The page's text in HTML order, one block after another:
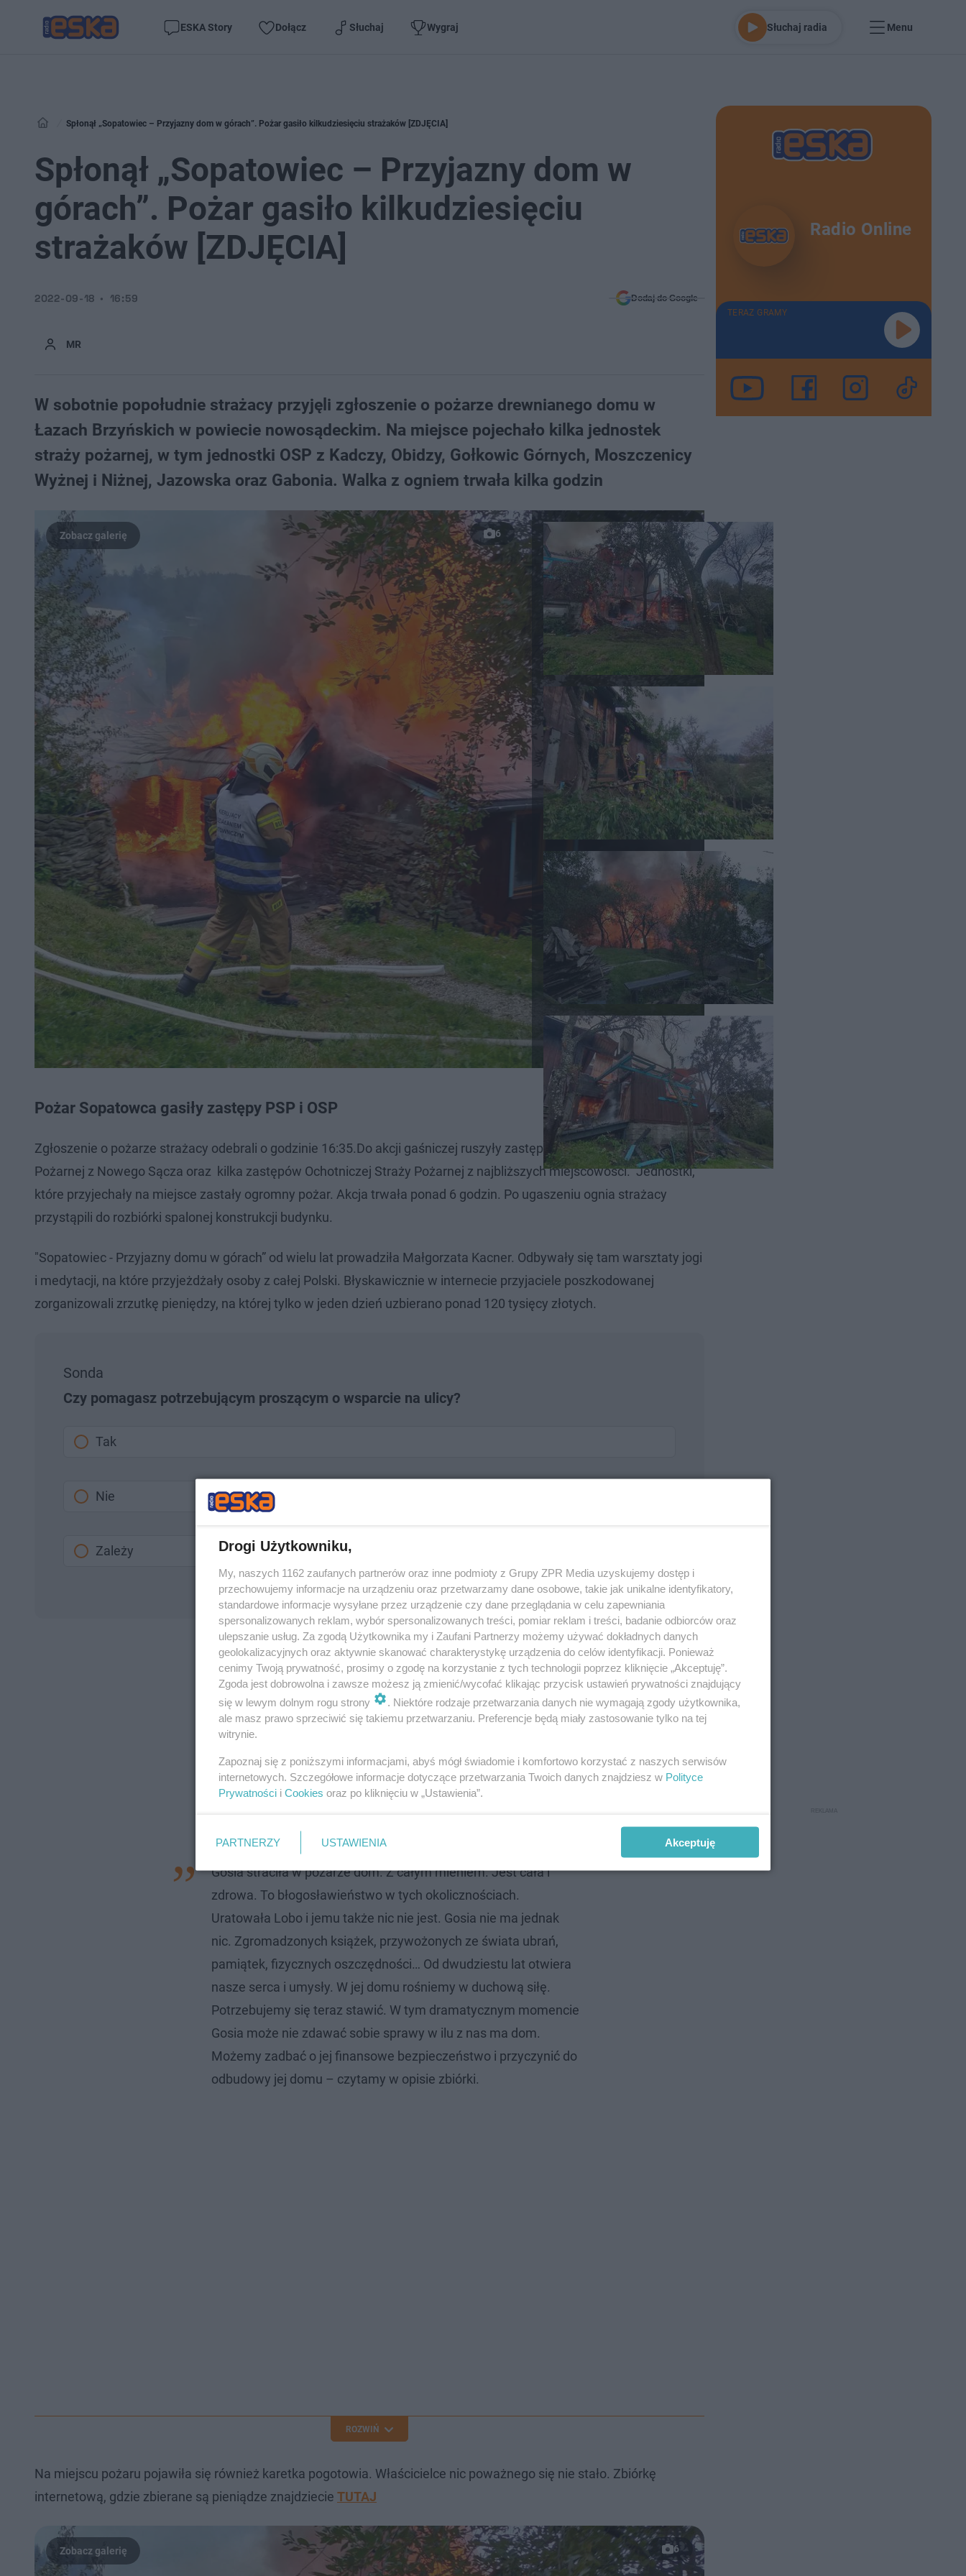
ESKA Story Dołącz Słuchaj Wygraj Słuchaj radia Menu
Spłonął „Sopatowiec – Przyjazny dom w górach”. Pożar gasiło kilkudziesięciu strażaków [ZDJĘCIA]
Spłonął „Sopatowiec – Przyjazny dom w
górach”. Pożar gasiło kilkudziesięciu
strażaków [ZDJĘCIA]
MR
2022-09-18 16:59 Dodaj do Google
W sobotnie popołudnie strażacy przyjęli zgłoszenie o pożarze drewnianego domu w
Łazach Brzyńskich w powiecie nowosądeckim. Na miejsce pojechało kilka jednostek
straży pożarnej, w tym jednostki OSP z Kadczy, Obidzy, Gołkowic Górnych, Moszczenicy
Wyżnej i Niżnej, Jazowska oraz Gabonia. Walka z ogniem trwała kilka godzin
6
Pożar Sopatowca gasiły zastępy PSP i OSP
Zgłoszenie o pożarze strażacy odebrali o godzinie 16:35.Do akcji gaśniczej ruszyły zastępy Państwowej Straży
Pożarnej z Nowego Sącza oraz kilka zastępów Ochotniczej Straży Pożarnej z najbliższych miejscowości. Jednostki,
które przyjechały na miejsce zastały ogromny pożar. Akcja trwała ponad 6 godzin. Po ugaszeniu ognia strażacy
przystąpili do rozbiórki spalonej konstrukcji budynku.
"Sopatowiec - Przyjazny domu w górach” od wielu lat prowadziła Małgorzata Kacner. Odbywały się tam warsztaty jogi
i medytacji, na które przyjeżdżały osoby z całej Polski. Błyskawicznie w internecie przyjaciele poszkodowanej
zorganizowali zrzutkę pieniędzy, na której tylko w jeden dzień uzbierano ponad 120 tysięcy złotych.
Sonda
Czy pomagasz potrzebującym proszącym o wsparcie na ulicy?
Tak
Nie
Zależy
Gosia straciła w pożarze dom. Z całym mieniem. Jest cała i
zdrowa. To błogosławieństwo w tych okolicznościach.
Uratowała Lobo i jemu także nic nie jest. Gosia nie ma jednak
nic. Zgromadzonych książek, przywożonych ze świata ubrań,
pamiątek, fizycznych oszczędności… Od dwudziestu lat otwiera
nasze serca i umysły. W jej domu rośniemy w duchową siłę.
Potrzebujemy się teraz stawić. W tym dramatycznym momencie
Gosia może nie zdawać sobie sprawy w ilu z nas ma dom.
Możemy zadbać o jej finansowe bezpieczeństwo i przyczynić do
odbudowy jej domu – czytamy w opisie zbiórki.
ROZWIŃ
Na miejscu pożaru pojawiła się również karetka pogotowia. Właścicielce nic poważnego się nie stało. Zbiórkę
internetową, gdzie zbierane są pieniądze znajdziecie TUTAJ
6
Radio Online
TERAZ GRAMY
Drogi Użytkowniku,
My, naszych 1162 zaufanych partnerów oraz inne podmioty z Grupy ZPR Media uzyskujemy dostęp i
przechowujemy informacje na urządzeniu oraz przetwarzamy dane osobowe, takie jak unikalne identyfikatory,
standardowe informacje wysyłane przez urządzenie czy dane przeglądania w celu zapewniania
spersonalizowanych reklam, wybór spersonalizowanych treści, pomiar reklam i treści, badanie odbiorców oraz
ulepszanie usług. Za zgodą Użytkownika my i Zaufani Partnerzy możemy używać dokładnych danych
geolokalizacyjnych oraz aktywnie skanować charakterystykę urządzenia do celów identyfikacji. Ponieważ
cenimy Twoją prywatność, prosimy o zgodę na korzystanie z tych technologii poprzez kliknięcie „Akceptuję”.
Zgoda jest dobrowolna i zawsze możesz ją zmienić/wycofać klikając przycisk ustawień prywatności znajdujący
się w lewym dolnym rogu strony
. Niektóre rodzaje przetwarzania danych nie wymagają zgody użytkownika,
ale masz prawo sprzeciwić się takiemu przetwarzaniu. Preferencje będą miały zastosowanie tylko na tej
witrynie.
Zapoznaj się z poniższymi informacjami, abyś mógł świadomie i komfortowo korzystać z naszych serwisów
internetowych. Szczegółowe informacje dotyczące przetwarzania Twoich danych znajdziesz w Polityce
Prywatności i Cookies oraz po kliknięciu w „Ustawienia”.
PARTNERZY USTAWIENIA Akceptuję